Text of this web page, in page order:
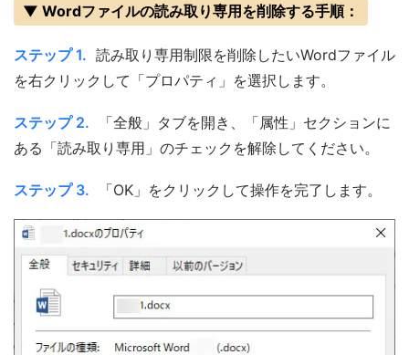
▼ Wordファイルの読み取り専用を削除する手順：
ステップ 1. 読み取り専用制限を削除したいWordファイル
を右クリックして「プロパティ」を選択します。
ステップ 2.
「全般」タブを開き、「属性」セクションに
ある「読み取り専用」のチェックを解除してください。
ステップ 3. 「OK」をクリックして操作を完了します。